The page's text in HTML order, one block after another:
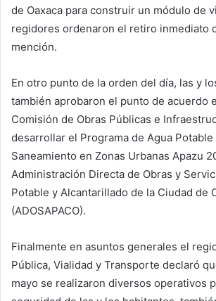
de Oaxaca para construir un módulo de
regidores ordenaron el retiro inmediato
mención.
En otro punto de la orden del día, las y
también aprobaron el punto de acuerdo
Comisión de Obras Públicas e
desarrollar el Programa de Agua
Saneamiento en Zonas Urbanas Apazu
Administración Directa de Obras y
Potable y Alcantarillado de la Ciudad de
(ADOSAPACO).
Finalmente en asuntos generales el
Pública, Vialidad y Transporte declaró
mayo se realizaron diversos operativos